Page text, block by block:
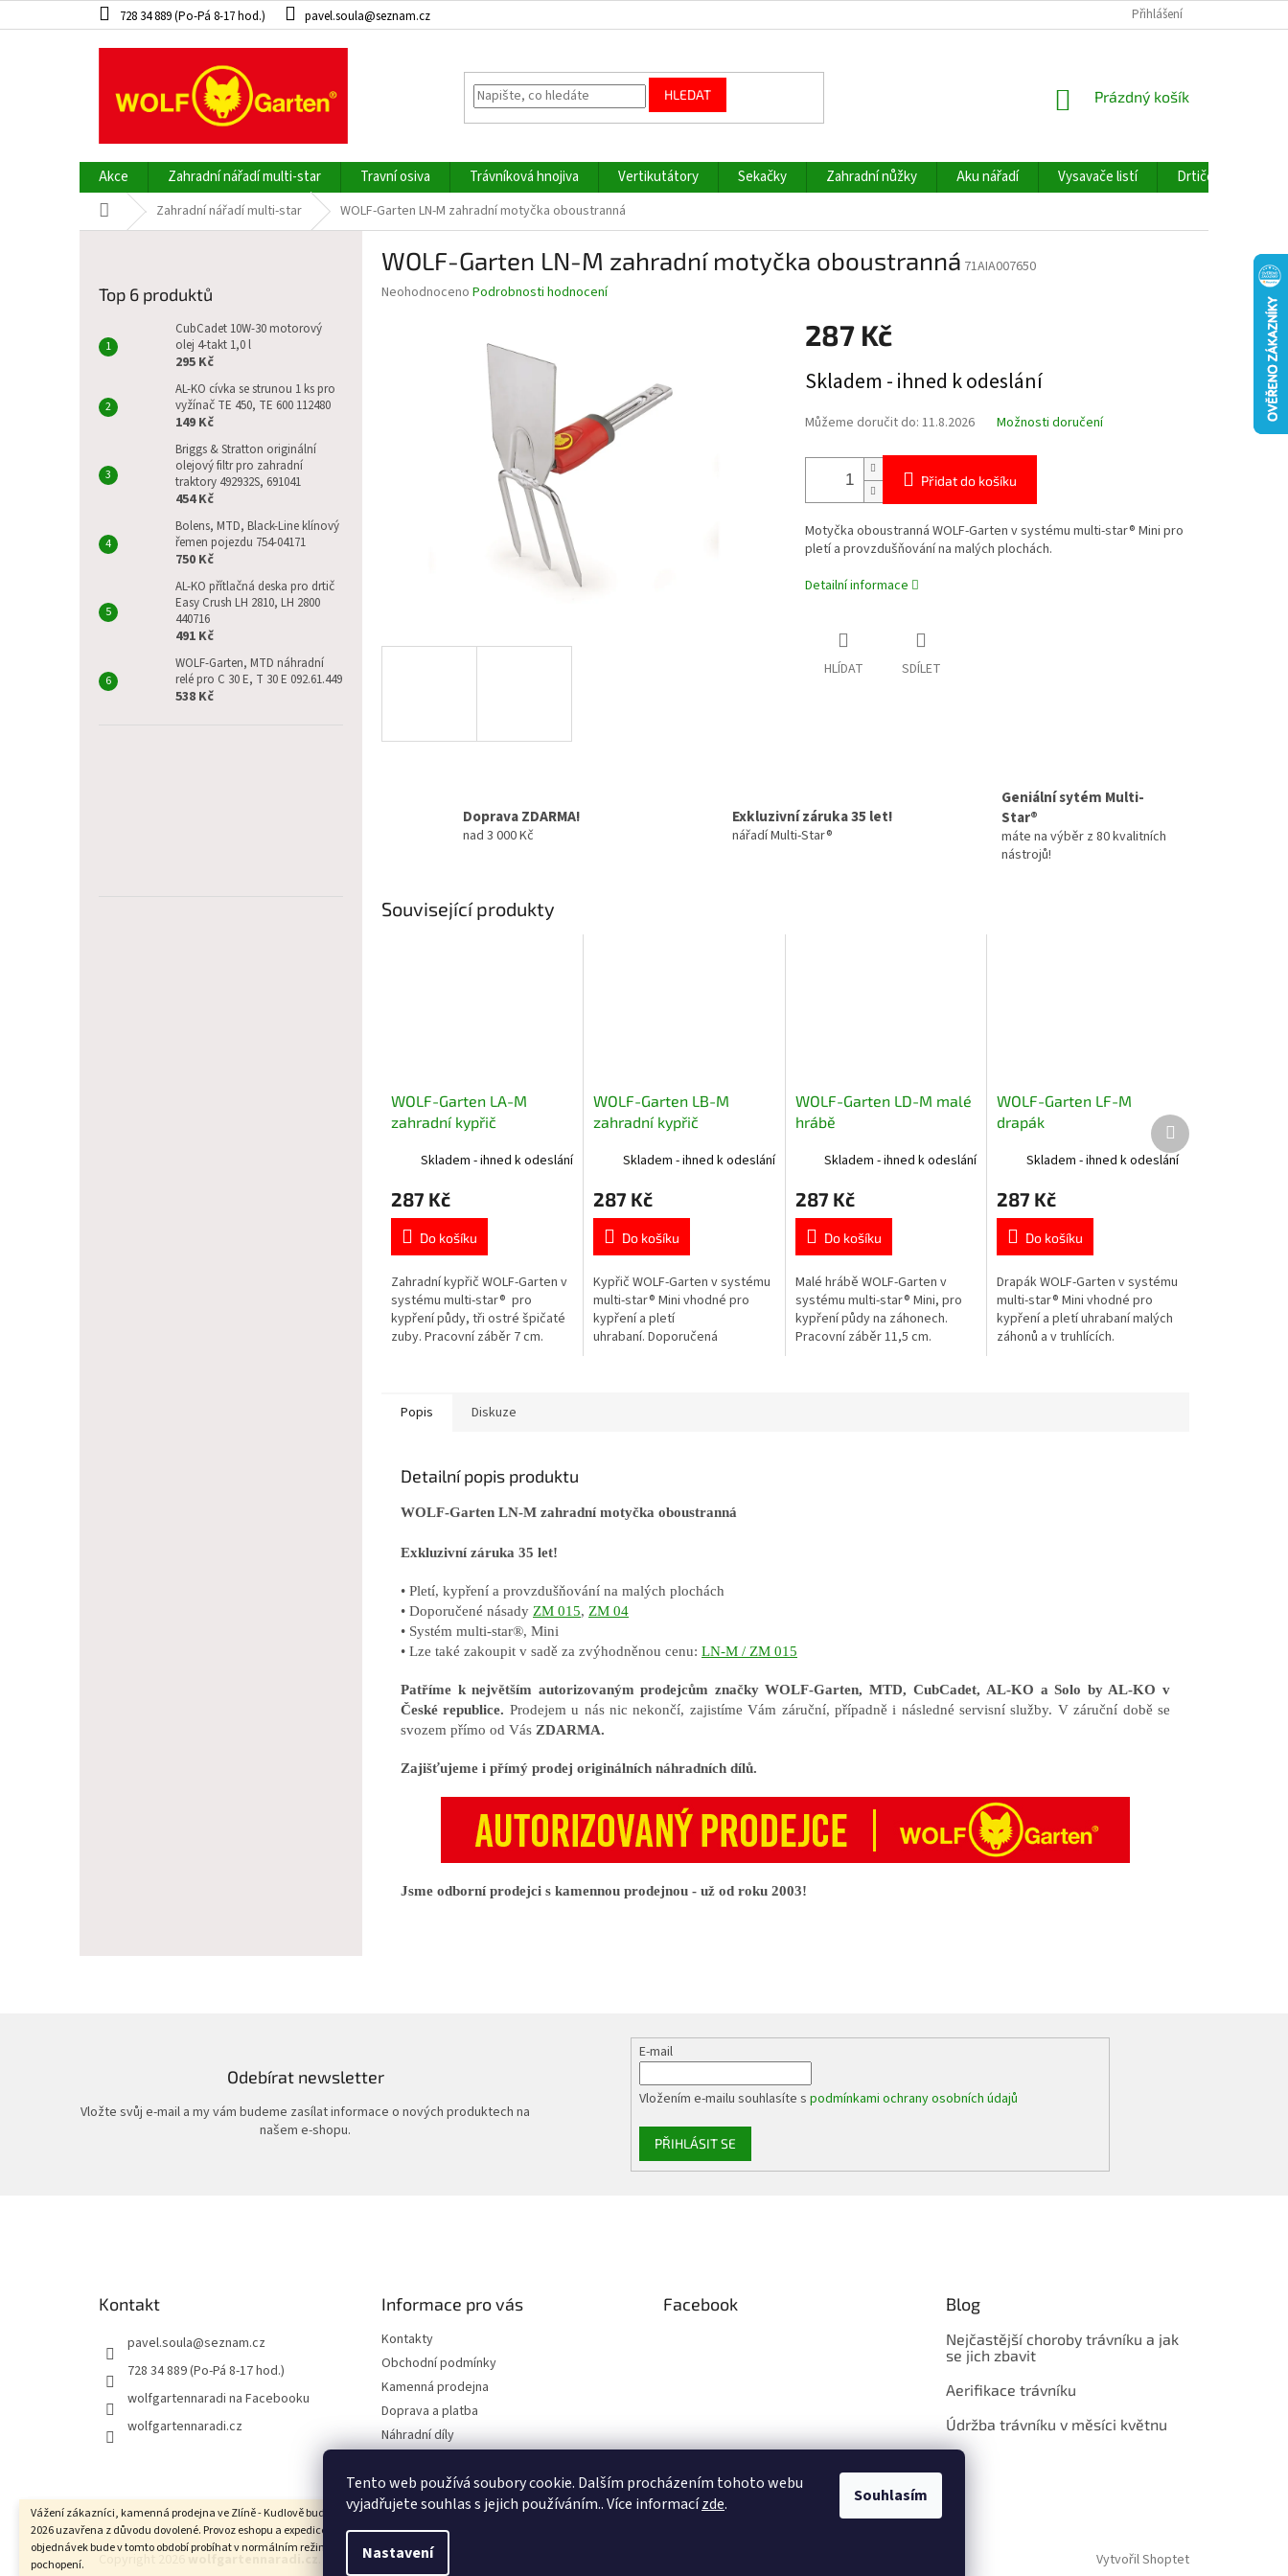
Tento web používá soubory cookie. Dalším procházením tohoto webu
vyjadřujete souhlas s jejich používáním.. Více informacízde.
Nastavení
Souhlasím
na
Vážení zákazníci, kamenná prodejna ve Zlíně - Kudlově bude ve dnech 10.8. - 17.8.
2026 uzavřena z důvodu dovolené. Provoz eshopu a expedice uskutečněných
objednávek bude v tomto období probíhat v normálním režimu. Děkujeme za
pochopení.
728 34 889 (Po-Pá 8-17 hod.) pavel.soula@seznam.cz Přihlášení
HLEDAT
NÁKUPNÍ
Prázdný košík
Akce Zahradní nářadí multi-star Travní osiva Trávníková hnojiva Vertikutátory Sekačky Zahradní nůžky Aku nářadí Vysavače listí Drtiče větví
Domů Zahradní nářadí multi-star WOLF-Garten LN-M zahradní motyčka oboustranná
Top 6 produktů
CubCadet 10W-30 motorový
olej 4-takt 1,0 l
295 Kč
AL-KO cívka se strunou 1 ks pro
vyžínač TE 450, TE 600 112480
149 Kč
Briggs & Stratton originální
olejový filtr pro zahradní
traktory 492932S, 691041
454 Kč
Bolens, MTD, Black-Line klínový
řemen pojezdu 754-04171
750 Kč
AL-KO přítlačná deska pro drtič
Easy Crush LH 2810, LH 2800
440716
491 Kč
WOLF-Garten, MTD náhradní
relé pro C 30 E, T 30 E 092.61.449
538 Kč
WOLF-Garten LN-M zahradní motyčka oboustranná 71AIA007650
Průměrné
Neohodnoceno Podrobnosti hodnocení
287 Kč
cena:
Skladem - ihned k odeslání
Můžeme doručit do: 11.8.2026 Možnosti doručení
Přidat do košíku
Motyčka oboustranná WOLF-Garten v systému multi-star® Mini pro
pletí a provzdušňování na malých plochách.
Detailní informace
HLÍDAT SDÍLET
Doprava ZDARMA!
nad 3 000 Kč
Exkluzivní záruka 35 let!
nářadí Multi-Star®
Geniální sytém Multi-
Star®
máte na výběr z 80 kvalitních
nástrojů!
Související produkty
WOLF-Garten LA-M
zahradní kypřič
Skladem - ihned k odeslání
287 Kč
Do košíku
Zahradní kypřič WOLF-Garten v
systému multi-star® pro
kypření půdy, tři ostré špičaté
zuby. Pracovní záběr 7 cm.
WOLF-Garten LB-M
zahradní kypřič
Skladem - ihned k odeslání
287 Kč
Do košíku
Kypřič WOLF-Garten v systému
multi-star® Mini vhodné pro
kypření a pletí
uhrabaní. Doporučená
WOLF-Garten LD-M malé
hrábě
Skladem - ihned k odeslání
287 Kč
Do košíku
Malé hrábě WOLF-Garten v
systému multi-star® Mini, pro
kypření půdy na záhonech.
Pracovní záběr 11,5 cm.
WOLF-Garten LF-M
drapák
Skladem - ihned k odeslání
287 Kč
Do košíku
Drapák WOLF-Garten v systému
multi-star® Mini vhodné pro
kypření a pletí uhrabaní malých
záhonů a v truhlících.
Další
produkt
Popis Diskuze
Detailní popis produktu
WOLF-Garten LN-M zahradní motyčka oboustranná
Exkluzivní záruka 35 let!
• Pletí, kypření a provzdušňování na malých plochách
• Doporučené násady ZM 015, ZM 04
• Systém multi-star®, Mini
• Lze také zakoupit v sadě za zvýhodněnou cenu: LN-M / ZM 015
Patříme k největším autorizovaným prodejcům značky WOLF-Garten, MTD, CubCadet, AL-KO a Solo by AL-KO v
České republice. Prodejem u nás nic nekončí, zajistíme Vám záruční, případně i následné servisní služby. V záruční době se
svozem přímo od Vás ZDARMA.
Zajišťujeme i přímý prodej originálních náhradních dílů.
Jsme odborní prodejci s kamennou prodejnou - už od roku 2003!
Odebírat newsletter
Vložte svůj e-mail a my vám budeme zasílat informace o nových produktech na
našem e-shopu.
E-mail
Vložením e-mailu souhlasíte spodmínkami ochrany osobních údajů
PŘIHLÁSIT SE
Kontakt
pavel.soula@seznam.cz
728 34 889 (Po-Pá 8-17 hod.)
wolfgartennaradi na Facebooku
wolfgartennaradi.cz
Informace pro vás
Kontakty
Obchodní podmínky
Kamenná prodejna
Doprava a platba
Náhradní díly
Moje objednávka
Facebook Blog
Nejčastější choroby trávníku a jak
se jich zbavit
Aerifikace trávníku
Údržba trávníku v měsíci květnu
Vytvořil Shoptet
. Všechna práva vyhrazena.